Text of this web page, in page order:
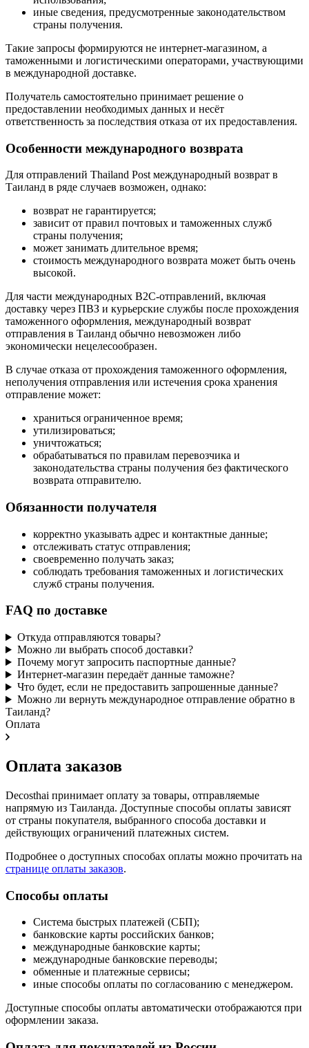
иные сведения, предусмотренные законодательством
страны получения.
Такие запросы формируются не интернет-магазином, а
таможенными и логистическими операторами, участвующими
в международной доставке.
Получатель самостоятельно принимает решение о
предоставлении необходимых данных и несёт
ответственность за последствия отказа от их предоставления.
Особенности международного возврата
Для отправлений Thailand Post международный возврат в
Таиланд в ряде случаев возможен, однако:
возврат не гарантируется;
зависит от правил почтовых и таможенных служб
страны получения;
может занимать длительное время;
стоимость международного возврата может быть очень
высокой.
Для части международных B2C-отправлений, включая
доставку через ПВЗ и курьерские службы после прохождения
таможенного оформления, международный возврат
отправления в Таиланд обычно невозможен либо
экономически нецелесообразен.
В случае отказа от прохождения таможенного оформления,
неполучения отправления или истечения срока хранения
отправление может:
храниться ограниченное время;
утилизироваться;
уничтожаться;
обрабатываться по правилам перевозчика и
законодательства страны получения без фактического
возврата отправителю.
Обязанности получателя
корректно указывать адрес и контактные данные;
отслеживать статус отправления;
своевременно получать заказ;
соблюдать требования таможенных и логистических
служб страны получения.
FAQ по доставке
Откуда отправляются товары?
Можно ли выбрать способ доставки?
Почему могут запросить паспортные данные?
Интернет-магазин передаёт данные таможне?
Что будет, если не предоставить запрошенные данные?
Можно ли вернуть международное отправление обратно в
Таиланд?
Оплата
Оплата заказов
Decosthai принимает оплату за товары, отправляемые
напрямую из Таиланда. Доступные способы оплаты зависят
от страны покупателя, выбранного способа доставки и
действующих ограничений платежных систем.
Подробнее о доступных способах оплаты можно прочитать на
странице оплаты заказов.
Способы оплаты
Система быстрых платежей (СБП);
банковские карты российских банков;
международные банковские карты;
международные банковские переводы;
обменные и платежные сервисы;
иные способы оплаты по согласованию с менеджером.
Доступные способы оплаты автоматически отображаются при
оформлении заказа.